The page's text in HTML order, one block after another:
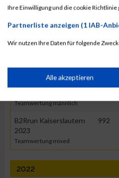
B2Rrun Kaiserslautern
Einzelwertung
992
B2Rrun Kaiserslautern
992
B2Rrun Kaiserslautern
Teamwertung männlich
B2Rrun Kaiserslautern
2023
Teamwertung mixed
992
2022
Ihre Einwilligung und die cookie
Partnerliste anzeigen (1 IAB-
Wir nutzen Ihre Daten für folgende
Speichern von oder Zugriff
Verwendung reduzierter Daten
Erstellung von Profilen für
Verwendung von Profilen zur
Alle akzeptieren